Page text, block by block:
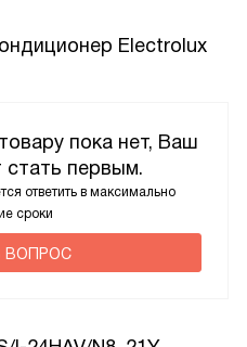
Electrolux
пока нет, Ваш
первым.
ответить в максимально
сроки
ВОПРОС